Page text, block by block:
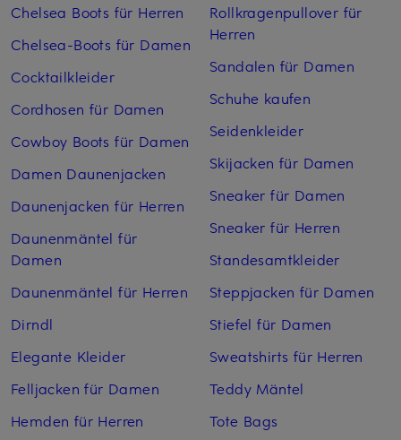
Chelsea Boots für Herren
Chelsea-Boots für Damen
Cocktailkleider
Cordhosen für Damen
Cowboy Boots für Damen
Damen Daunenjacken
Daunenjacken für Herren
Daunenmäntel für
Damen
Daunenmäntel für Herren
Dirndl
Elegante Kleider
Felljacken für Damen
Hemden für Herren
Rollkragenpullover für
Herren
Sandalen für Damen
Schuhe kaufen
Seidenkleider
Skijacken für Damen
Sneaker für Damen
Sneaker für Herren
Standesamtkleider
Steppjacken für Damen
Stiefel für Damen
Sweatshirts für Herren
Teddy Mäntel
Tote Bags